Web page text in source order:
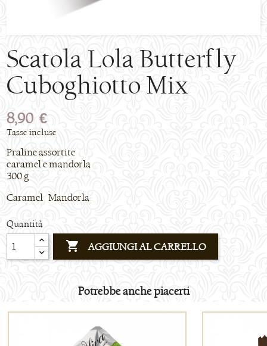
Scatola Lola Butterfly
Cuboghiotto Mix
8,90 €
Tasse incluse
Praline assortite
caramel e mandorla
300 g
Caramel Mandorla
Quantità
 AGGIUNGI AL CARRELLO
Potrebbe anche piacerti